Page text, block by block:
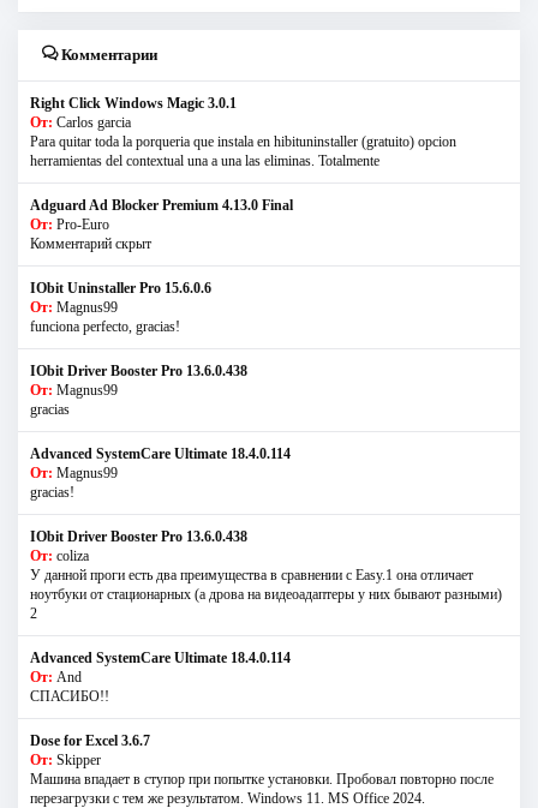
Комментарии
Right Click Windows Magic 3.0.1
От: Carlos garcia
Para quitar toda la porqueria que instala en hibituninstaller (gratuito) opcion
herramientas del contextual una a una las eliminas. Totalmente
Adguard Ad Blocker Premium 4.13.0 Final
От: Pro-Euro
Комментарий скрыт
IObit Uninstaller Pro 15.6.0.6
От: Magnus99
funciona perfecto, gracias!
IObit Driver Booster Pro 13.6.0.438
От: Magnus99
gracias
Advanced SystemCare Ultimate 18.4.0.114
От: Magnus99
gracias!
IObit Driver Booster Pro 13.6.0.438
От: coliza
У данной проги есть два преимущества в сравнении с Easy.1 она отличает
ноутбуки от стационарных (а дрова на видеоадаптеры у них бывают разными)
2
Advanced SystemCare Ultimate 18.4.0.114
От: And
СПАСИБО!!
Dose for Excel 3.6.7
От: Skipper
Машина впадает в ступор при попытке установки. Пробовал повторно после
перезагрузки с тем же результатом. Windows 11. MS Offiсe 2024.